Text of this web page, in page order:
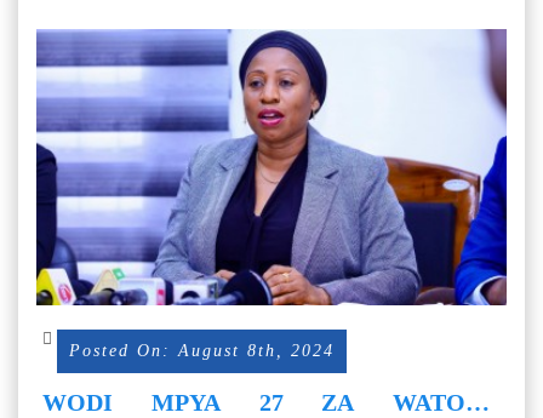
Posted On: August 8th, 2024
WODI MPYA 27 ZA WATOTO